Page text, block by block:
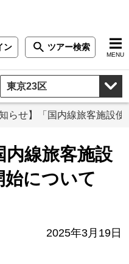
ン ツアー検索
MENU
知らせ】「国内線旅客施設
内線旅客施設
始について
2025年3月19日